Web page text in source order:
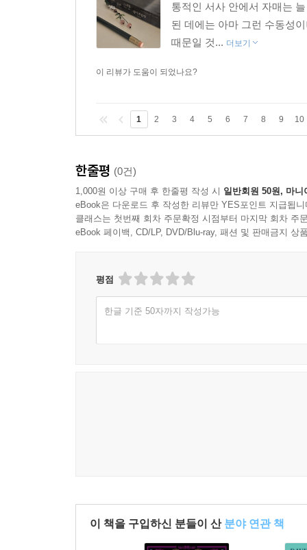
통적인 서사 안에서 자매는
된 데에는 아마 그런 수동성
때문일 것... 더보기
이 리뷰가 도움이 되었나요?
1 2 3 4 5 6 7 8 9 10
한줄평 (0건)
1,000원 이상 구매 후 한줄평 작성 시 일반회원 50원, 마니
eBook은 다운로드 후 작성한 리뷰만 YES포인트 지급됩니
클래스는 첫번째 회차 주문확정 시점부터 마지막 회차 주
eBook 페이백, CD/LP, DVD/Blu-ray, 패션 및 판매금지 상
평점
한글 기준 50자까지 작성가능
이 책을 구입하신 분들이 산 분야 연관 책